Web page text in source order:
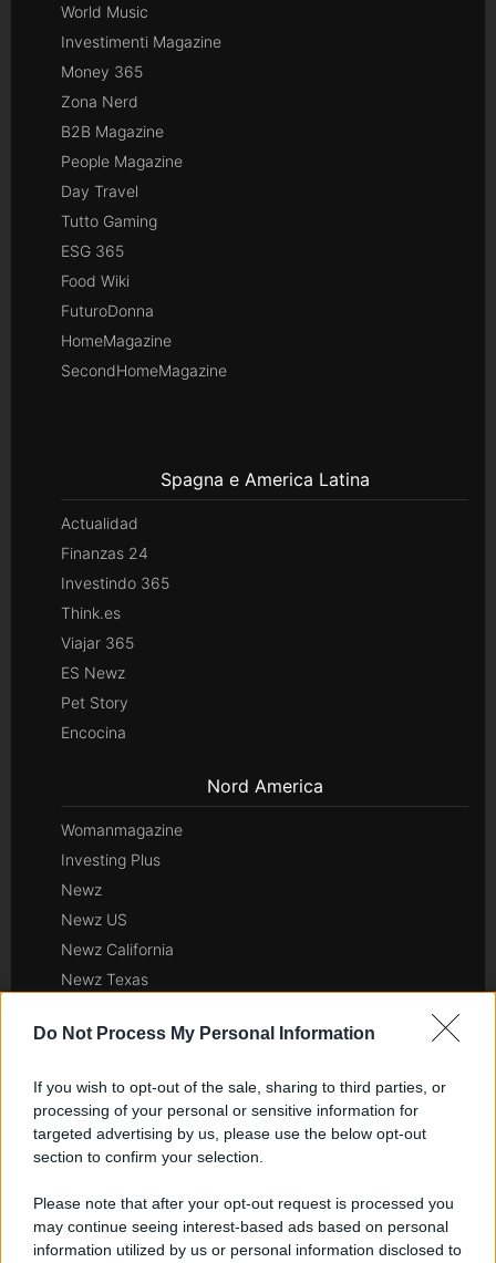
Do Not Process My Personal Information
If you wish to opt-out of the sale, sharing to third parties, or
processing of your personal or sensitive information for
targeted advertising by us, please use the below opt-out
section to confirm your selection.
Please note that after your opt-out request is processed you
may continue seeing interest-based ads based on personal
information utilized by us or personal information disclosed to
World Music
Investimenti Magazine
Money 365
Zona Nerd
B2B Magazine
People Magazine
Day Travel
Tutto Gaming
ESG 365
Food Wiki
FuturoDonna
HomeMagazine
SecondHomeMagazine
Spagna e America Latina
Actualidad
Finanzas 24
Investindo 365
Think.es
Viajar 365
ES Newz
Pet Story
Encocina
Nord America
Womanmagazine
Investing Plus
Newz
Newz US
Newz California
Newz Texas
Newz New York
Newz Illinois
Newz Ohio
Gameland
Scoop Mag
Lgbtqia News